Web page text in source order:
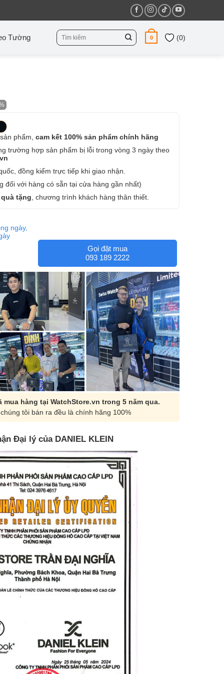
Tường
Tìm
kiếm:
0 (0)
phẩm, cam kết 100% sản phẩm chính hãng
trường hợp sản phẩm bị lỗi trong vòng 3 ngày theo
đồng kiểm trực tiếp khi giao nhận.
đối với hàng có sẵn tại cửa hàng gần nhất)
tặng , chương trình khách hàng thân thiết.
ngày,
Gọi đặt mua
093 189 2222
mua hàng tại WatchStore.vn trong 5 năm qua.
tôi bán ra đều là chính hãng 100%
Đại lý của DANIEL KLEIN